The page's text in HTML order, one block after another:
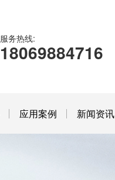
服务热线:
18069884716
应用案例 新闻资讯